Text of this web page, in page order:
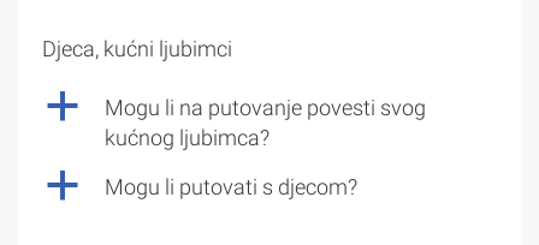
Djeca, kućni ljubimci
a
Mogu li na putovanje povesti svog
kućnog ljubimca?
a Mogu li putovati s djecom?